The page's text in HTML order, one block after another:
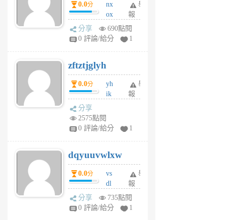
月
前
0.0分
nx
ox
rh
pe
月
前
舉
報
分享
690點閱
0 評論/給分
1
zftztjglyh
0.0分
yh
ik
tu
6
個
月
前
舉
報
分享
2575點閱
0 評論/給分
1
dqyuuvwlxw
0.0分
vs
dl
sq
fy
舉
報
分享
735點閱
0 評論/給分
1